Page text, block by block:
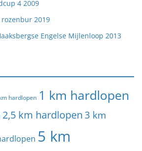
4 2009
2019
Engelse Mijlenloop 2013
hardlopen 1 km hardlopen
2,5 km hardlopen 3 km
5 km